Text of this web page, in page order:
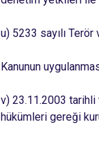
u) 5233 sayılı
Kanunun
v) 23.11.2003 tarihli
hükümleri gereği